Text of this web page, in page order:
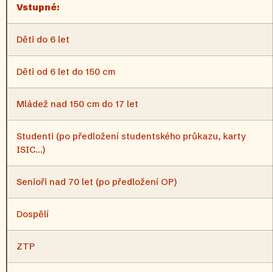
Vstupné:
Děti do 6 let
Děti od 6 let do 150 cm
Mládež nad 150 cm do 17 let
Studenti (po předložení studentského průkazu, karty
ISIC…)
Senioři nad 70 let (po předložení OP)
Dospělí
ZTP